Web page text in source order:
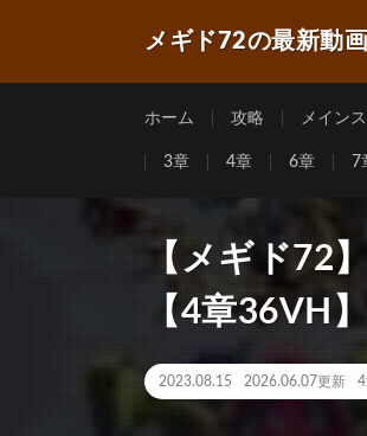
メギド72の最新動
ホーム 攻略 メイン
3章 4章 6章 7
【メギド72
【4章36VH】
2023.08.15 2026.06.07更新